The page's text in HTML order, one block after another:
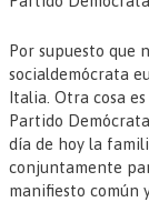
Por supuesto que
socialdemócrata
Italia. Otra cosa
Partido
día de hoy la
conjuntamente
manifiesto común